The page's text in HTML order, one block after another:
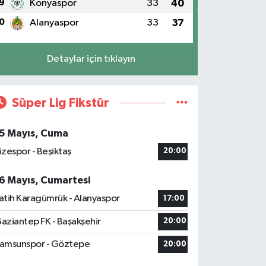
9 Konyaspor 33 40
Alanyaspor 33 37
Detaylar için tıklayın
Süper Lig Fikstür
Mayıs, Cuma
- Beşiktaş
20:00
Mayıs, Cumartesi
Karagümrük - Alanyaspor
17:00
FK - Başakşehir 20:00
- Göztepe 20:00